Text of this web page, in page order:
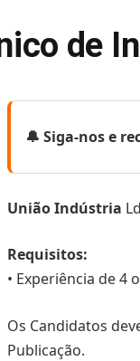
de
🔔 Siga-nos e
União Indústria
Requisitos:
• Experiência de 4
Os Candidatos
Publicação.